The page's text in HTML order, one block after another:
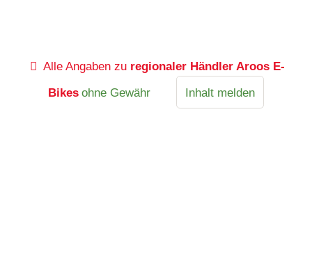
Alle Angaben zu regionaler Händler Aroos E-
Bikes ohne Gewähr Inhalt melden